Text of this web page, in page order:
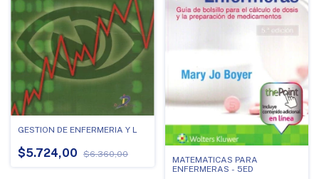
GESTION DE ENFERMERIA Y L
$5.724,00 $6.360,00
MATEMATICAS PARA
ENFERMERAS - 5ED